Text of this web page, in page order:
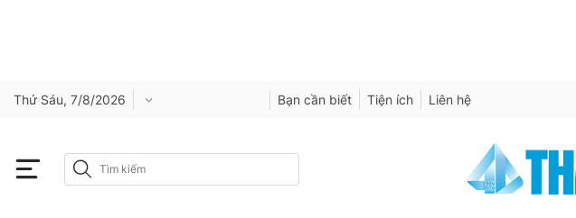
Thứ Sáu, 7/8/2026 Bạn cần biết Tiện ích Liên hệ